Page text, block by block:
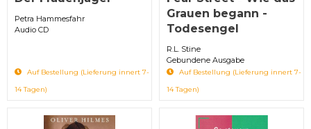
Petra Hammesfahr
Audio CD
Auf Bestellung (Lieferung innert 7-
14 Tagen)
Grauen begann -
Todesengel
R.L. Stine
Gebundene Ausgabe
Auf Bestellung (Lieferung innert 7-
14 Tagen)